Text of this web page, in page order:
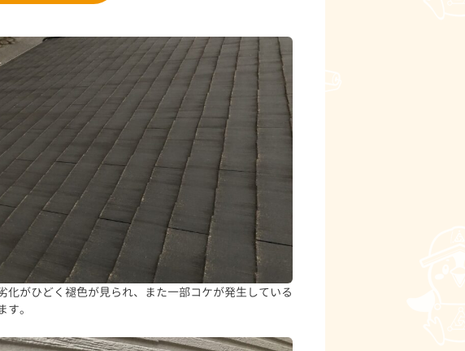
化がひどく褪色が見られ、また一部コケが発生している
。